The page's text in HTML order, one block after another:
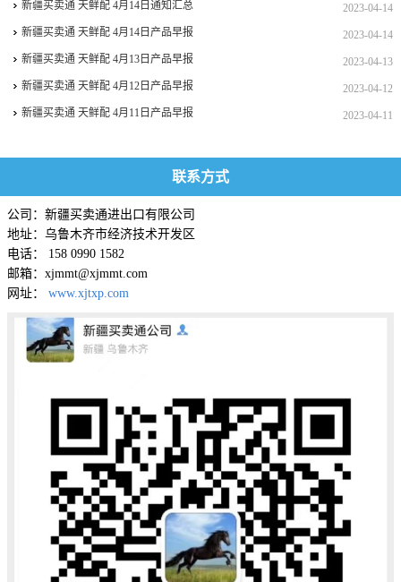
2023-04-14
新疆买卖通 天鲜配 4月14日通知汇总
2023-04-14
新疆买卖通 天鲜配 4月14日产品早报
2023-04-13
新疆买卖通 天鲜配 4月13日产品早报
2023-04-12
新疆买卖通 天鲜配 4月12日产品早报
2023-04-11
新疆买卖通 天鲜配 4月11日产品早报
联系方式
公司：新疆买卖通进出口有限公司
地址：乌鲁木齐市经济技术开发区
电话： 158 0990 1582
邮箱：xjmmt@xjmmt.com
网址： www.xjtxp.com